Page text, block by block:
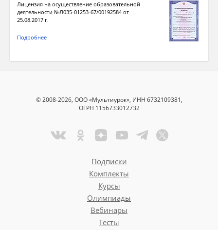
Лицензия на осуществление образовательной
деятельности №Л035-01253-67/00192584 от
25.08.2017 г.
Подробнее
© 2008-2026, ООО «Мультиурок», ИНН 6732109381,
ОГРН 1156733012732
Подписки
Комплекты
Курсы
Олимпиады
Вебинары
Тесты